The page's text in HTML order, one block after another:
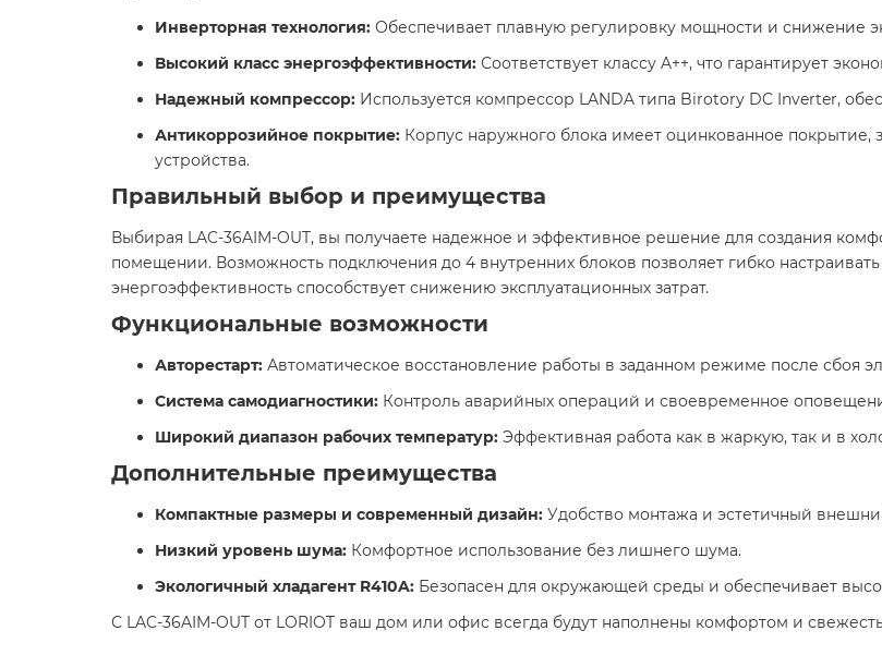
Инверторная технология: Обеспечивает плавную регулировку мощности и снижение
Высокий класс энергоэффективности: Соответствует классу A++, что гарантирует
Надежный компрессор: Используется компрессор LANDA типа Birotory DC Inverter,
Антикоррозийное покрытие: Корпус наружного блока имеет оцинкованное
устройства. ​
Правильный выбор и преимущества
Выбирая LAC-36AIM-OUT, вы получаете надежное и эффективное решение для создания
помещении. Возможность подключения до 4 внутренних блоков позволяет гибко
энергоэффективность способствует снижению эксплуатационных затрат.​
Функциональные возможности
Авторестарт: Автоматическое восстановление работы в заданном режиме после сбоя
Система самодиагностики: Контроль аварийных операций и своевременное
Широкий диапазон рабочих температур: Эффективная работа как в жаркую, так и в
Дополнительные преимущества
Компактные размеры и современный дизайн: Удобство монтажа и эстетичный
Низкий уровень шума: Комфортное использование без лишнего шума.​
Экологичный хладагент R410A: Безопасен для окружающей среды и обеспечивает
С LAC-36AIM-OUT от LORIOT ваш дом или офис всегда будут наполнены комфортом и